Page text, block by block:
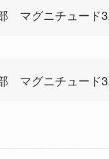
マグニチュード
マグニチュード